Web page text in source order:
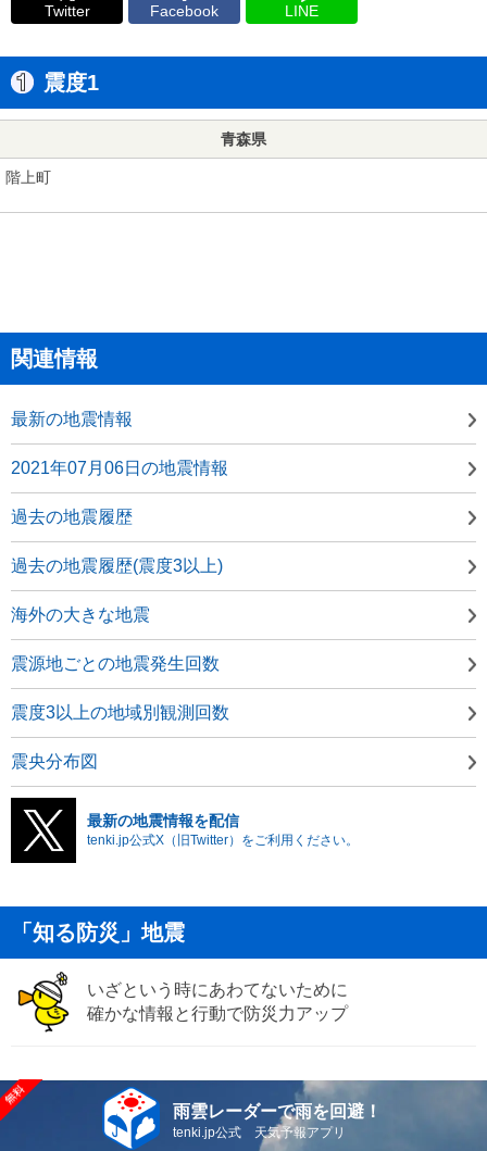
Twitter Facebook LINE
震度1
青森県
階上町
関連情報
最新の地震情報
2021年07月06日の地震情報
過去の地震履歴
過去の地震履歴(震度3以上)
海外の大きな地震
震源地ごとの地震発生回数
震度3以上の地域別観測回数
震央分布図
最新の地震情報を配信
tenki.jp公式X（旧Twitter）をご利用ください。
「知る防災」地震
いざという時にあわてないために
確かな情報と行動で防災力アップ
雨雲レーダーで雨を回避！
tenki.jp公式 天気予報アプリ